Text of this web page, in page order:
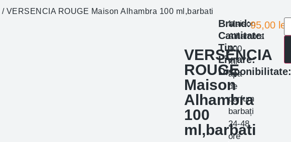
/ VERSENCIA ROUGE Maison Alhambra 100 ml,barbati
VERSENCIA
ROUGE
Maison
Alhambra
100
ml,barbati
Brand:
Cantitate:
Tip:
Livrare:
Disponibilitate:
Maison
Alhambra
100
ml
apa
de
parfum
barbați
24-48
ore
95,00 lei